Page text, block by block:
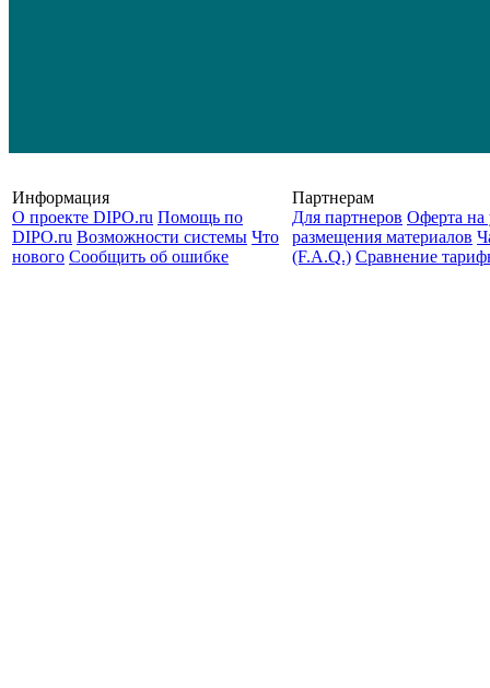
Информация
О проекте DIPO.ru Помощь по
DIPO.ru Возможности системы Что
нового Сообщить об ошибке
Партнерам
Для партнеров Оферта на
размещения материалов
(F.A.Q.) Cравнение